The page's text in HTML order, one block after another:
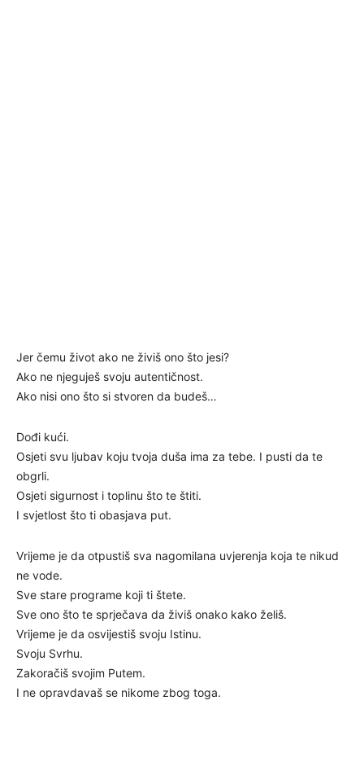
Jer čemu život ako ne živiš ono što jesi?
Ako ne njeguješ svoju autentičnost.
Ako nisi ono što si stvoren da budeš…
Dođi kući.
Osjeti svu ljubav koju tvoja duša ima za tebe. I pusti da te
obgrli.
Osjeti sigurnost i toplinu što te štiti.
I svjetlost što ti obasjava put.
Vrijeme je da otpustiš sva nagomilana uvjerenja koja te nikud
ne vode.
Sve stare programe koji ti štete.
Sve ono što te sprječava da živiš onako kako želiš.
Vrijeme je da osvijestiš svoju Istinu.
Svoju Svrhu.
Zakoračiš svojim Putem.
I ne opravdavaš se nikome zbog toga.